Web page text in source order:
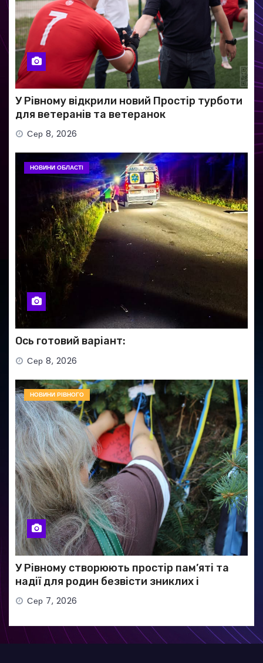
У Рівному відкрили новий Простір турботи
для ветеранів та ветеранок
Сер 8, 2026
НОВИНИ ОБЛАСТІ
Ось готовий варіант:
Сер 8, 2026
НОВИНИ РІВНОГО
У Рівному створюють простір пам’яті та
надії для родин безвісти зниклих і
полонених військових
Сер 7, 2026